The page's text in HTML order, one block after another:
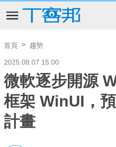
首頁 趨勢
2025.08.07 15:00
微軟逐步開源
框架 WinUI，
計畫